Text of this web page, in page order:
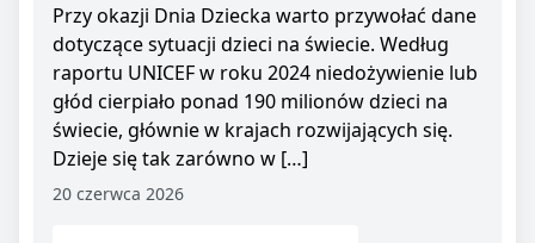
Przy okazji Dnia Dziecka warto przywołać dane
dotyczące sytuacji dzieci na świecie. Według
raportu UNICEF w roku 2024 niedożywienie lub
głód cierpiało ponad 190 milionów dzieci na
świecie, głównie w krajach rozwijających się.
Dzieje się tak zarówno w […]
20 czerwca 2026